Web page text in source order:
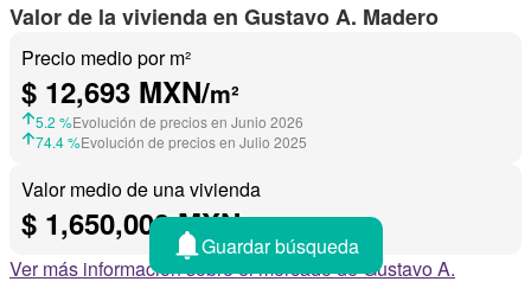
Valor de la vivienda en Gustavo A. Madero
Precio medio por m²
$ 12,693 MXN/m²
5.2 %Evolución de precios en Junio 2026
74.4 %Evolución de precios en Julio 2025
Valor medio de una vivienda
$ 1,650,000 MXN
Ver más información sobre el mercado de Gustavo A.
Guardar búsqueda